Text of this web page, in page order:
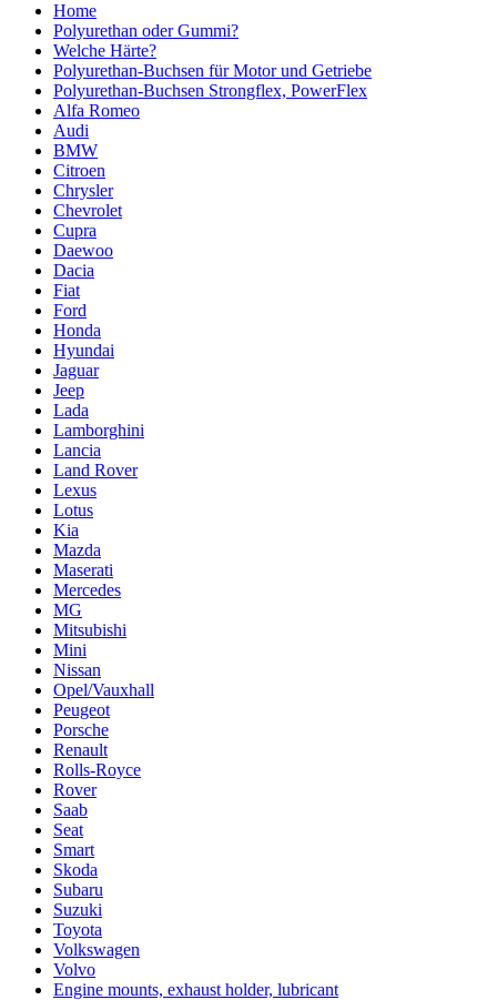
Home
Polyurethan oder Gummi?
Welche Härte?
Polyurethan-Buchsen für Motor und Getriebe
Polyurethan-Buchsen Strongflex, PowerFlex
Alfa Romeo
Audi
BMW
Citroen
Chrysler
Chevrolet
Cupra
Daewoo
Dacia
Fiat
Ford
Honda
Hyundai
Jaguar
Jeep
Lada
Lamborghini
Lancia
Land Rover
Lexus
Lotus
Kia
Mazda
Maserati
Mercedes
MG
Mitsubishi
Mini
Nissan
Opel/Vauxhall
Peugeot
Porsche
Renault
Rolls-Royce
Rover
Saab
Seat
Smart
Skoda
Subaru
Suzuki
Toyota
Volkswagen
Volvo
Engine mounts, exhaust holder, lubricant